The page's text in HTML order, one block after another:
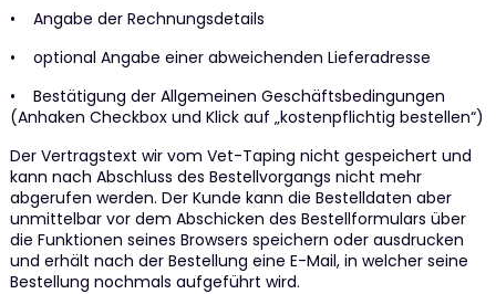
• Angabe der Rechnungsdetails
• optional Angabe einer abweichenden Lieferadresse
• Bestätigung der Allgemeinen Geschäftsbedingungen
(Anhaken Checkbox und Klick auf „kostenpflichtig bestellen“)
Der Vertragstext wir vom Vet-Taping nicht gespeichert und
kann nach Abschluss des Bestellvorgangs nicht mehr
abgerufen werden. Der Kunde kann die Bestelldaten aber
unmittelbar vor dem Abschicken des Bestellformulars über
die Funktionen seines Browsers speichern oder ausdrucken
und erhält nach der Bestellung eine E-Mail, in welcher seine
Bestellung nochmals aufgeführt wird.